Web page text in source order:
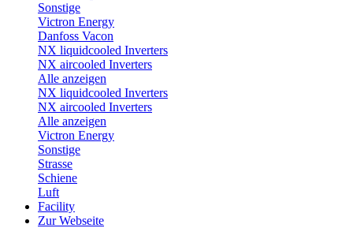
Sonstige
Victron Energy
Danfoss Vacon
NX liquidcooled Inverters
NX aircooled Inverters
Alle anzeigen
NX liquidcooled Inverters
NX aircooled Inverters
Alle anzeigen
Victron Energy
Sonstige
Strasse
Schiene
Luft
Facility
Zur Webseite